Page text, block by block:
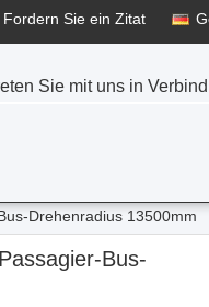
Fordern Sie ein Zitat
Sie mit uns in
Drehenradius 13500mm
Bus-